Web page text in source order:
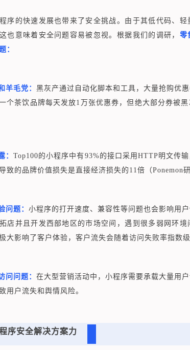
序的快速发展也带来了安全挑战。由于其低代码、
也意味着安全问题容易被忽视。根据我们的调研， 零
：
羊毛党： 黑灰产通过自动化脚本和工具，大量抢购优
个茶饮品牌每天发放1万张优惠券，但绝大部分券被
： Top100的小程序中有93%的接口采用HTTP明文传
致的品牌价值损失是直接经济损失的11倍（Ponemon
问题： 小程序的打开速度、兼容性等问题也会影响用
店并且开发西部地区的市场空间，遇到很多弱网环
大影响了客户体验，客户流失会随着访问失败率指数级
问问题： 在大型营销活动中，小程序需要承载大量用
用户流失和舆情风险。
序安全解决方案力